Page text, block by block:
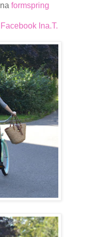
formspring
Facebook Ina.T.